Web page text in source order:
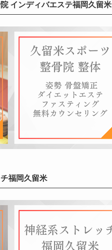
インディバエステ福岡久留米
福岡久留米